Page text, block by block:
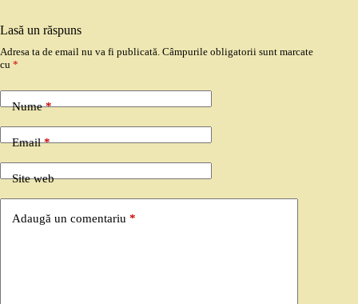
Lasă un răspuns
Adresa ta de email nu va fi publicată. Câmpurile obligatorii sunt marcate
cu *
Nume*
Email*
Site web
Adaugă un comentariu *